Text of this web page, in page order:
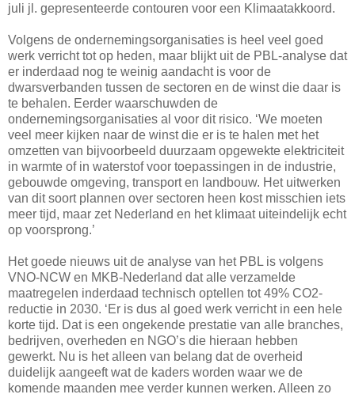
juli jl. gepresenteerde contouren voor een Klimaatakkoord.
Volgens de ondernemingsorganisaties is heel veel goed
werk verricht tot op heden, maar blijkt uit de PBL-analyse dat
er inderdaad nog te weinig aandacht is voor de
dwarsverbanden tussen de sectoren en de winst die daar is
te behalen. Eerder waarschuwden de
ondernemingsorganisaties al voor dit risico. ‘We moeten
veel meer kijken naar de winst die er is te halen met het
omzetten van bijvoorbeeld duurzaam opgewekte elektriciteit
in warmte of in waterstof voor toepassingen in de industrie,
gebouwde omgeving, transport en landbouw. Het uitwerken
van dit soort plannen over sectoren heen kost misschien iets
meer tijd, maar zet Nederland en het klimaat uiteindelijk echt
op voorsprong.’
Het goede nieuws uit de analyse van het PBL is volgens
VNO-NCW en MKB-Nederland dat alle verzamelde
maatregelen inderdaad technisch optellen tot 49% CO2-
reductie in 2030. ‘Er is dus al goed werk verricht in een hele
korte tijd. Dat is een ongekende prestatie van alle branches,
bedrijven, overheden en NGO’s die hieraan hebben
gewerkt. Nu is het alleen van belang dat de overheid
duidelijk aangeeft wat de kaders worden waar we de
komende maanden mee verder kunnen werken. Alleen zo